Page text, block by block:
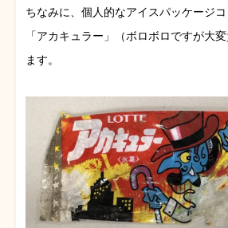
ちなみに、個人的なアイスパッケージ
「アカキュラー」（ボロボロですが大
ます。